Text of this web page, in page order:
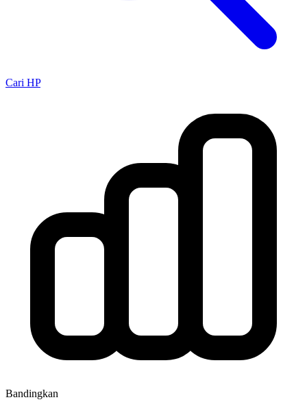
Cari HP
Bandingkan